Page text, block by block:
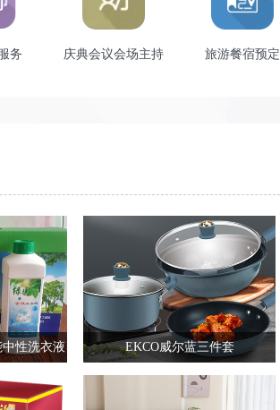
务 庆典会议会场主持 旅游餐宿预定
性洗衣液 EKCO威尔蓝三件套